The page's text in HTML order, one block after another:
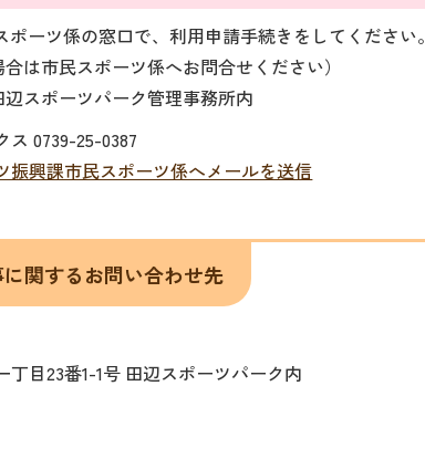
ーツ係の窓口で、利用申請手続きをしてください。
は市民スポーツ係へお問合せください）
辺スポーツパーク管理事務所内
ス 0739-25-0387
振興課市民スポーツ係へメールを送信
に関するお問い合わせ先
丁目23番1-1号 田辺スポーツパーク内